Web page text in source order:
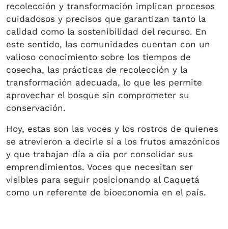
recolección y transformación implican procesos
cuidadosos y precisos que garantizan tanto la
calidad como la sostenibilidad del recurso. En
este sentido, las comunidades cuentan con un
valioso conocimiento sobre los tiempos de
cosecha, las prácticas de recolección y la
transformación adecuada, lo que les permite
aprovechar el bosque sin comprometer su
conservación.
Hoy, estas son las voces y los rostros de quienes
se atrevieron a decirle sí a los frutos amazónicos
y que trabajan día a día por consolidar sus
emprendimientos. Voces que necesitan ser
visibles para seguir posicionando al Caquetá
como un referente de bioeconomía en el país.